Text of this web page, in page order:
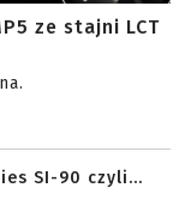
ze stajni LCT
SI-90 czyli...